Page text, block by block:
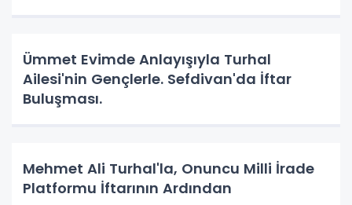
Ümmet Evimde Anlayışıyla Turhal
Ailesi'nin Gençlerle. Sefdivan'da İftar
Buluşması.
Mehmet Ali Turhal'la, Onuncu Milli İrade
Platformu İftarının Ardından